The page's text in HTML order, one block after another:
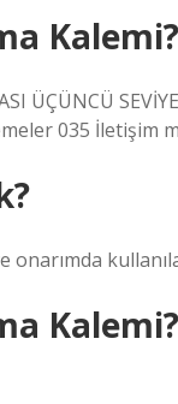
Kalemi?
ÜÇÜNCÜ
035 İletişim
onarımda
Kalemi?